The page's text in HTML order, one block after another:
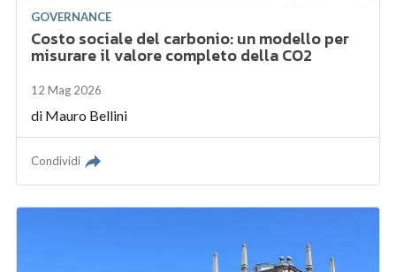
GOVERNANCE
Costo sociale del carbonio: un modello per
misurare il valore completo della CO2
12 Mag 2026
di Mauro Bellini
Condividi